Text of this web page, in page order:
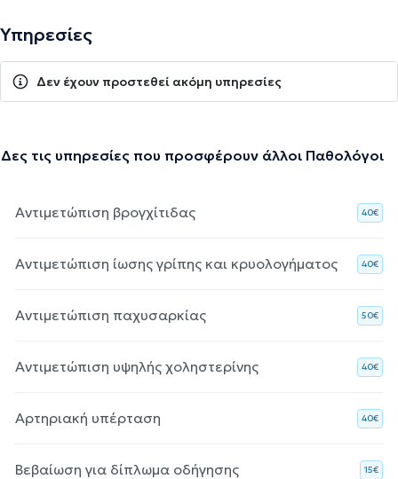
Υπηρεσίες
Δεν έχουν προστεθεί ακόμη υπηρεσίες
Δες τις υπηρεσίες που προσφέρουν άλλοι Παθολόγοι
Αντιμετώπιση βρογχίτιδας 40€
Αντιμετώπιση ίωσης γρίπης και κρυολογήματος 40€
Αντιμετώπιση παχυσαρκίας 50€
Αντιμετώπιση υψηλής χοληστερίνης 40€
Αρτηριακή υπέρταση 40€
Βεβαίωση για δίπλωμα οδήγησης 15€